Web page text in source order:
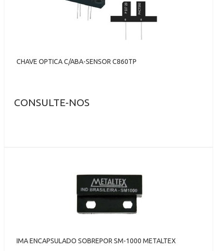
CHAVE OPTICA C/ABA-SENSOR C860TP
CONSULTE-NOS
IMA ENCAPSULADO SOBREPOR SM-1000 METALTEX